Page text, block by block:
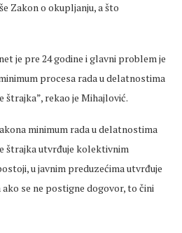
Zakon o okupljanju, a što
je pre 24 godine i glavni problem je
procesa rada u delatnostima
štrajka”, rekao je Mihajlović.
minimum rada u delatnostima
štrajka utvrđuje kolektivnim
u javnim preduzećima utvrđuje
se ne postigne dogovor, to čini